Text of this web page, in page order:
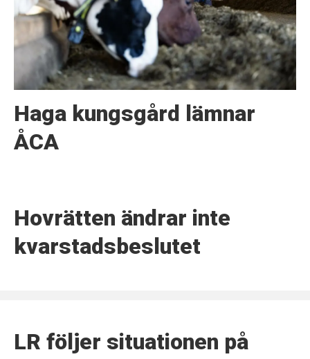
Haga kungsgård lämnar
ÅCA
Hovrätten ändrar inte
kvarstadsbeslutet
LR följer situationen på